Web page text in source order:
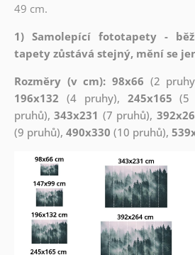
49 cm.
1) Samolepící fototapety -
tapety zůstává stejný, mění se
Rozměry (v cm): 98x66 (2
196x132 (4 pruhy), 245x165 (5
pruhů),343x231 (7 pruhů),
(9 pruhů), 490x330 (10 pruhů),